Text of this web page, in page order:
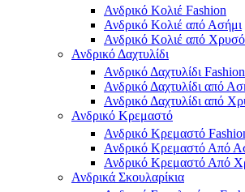
Ανδρικό Κολιέ Fashion
Ανδρικό Κολιέ από Ασήμι
Ανδρικό Κολιέ από Χρυσό
Ανδρικό Δαχτυλίδι
Ανδρικό Δαχτυλίδι Fashion
Ανδρικό Δαχτυλίδι από
Ανδρικό Δαχτυλίδι από
Ανδρικό Κρεμαστό
Ανδρικό Κρεμαστό
Ανδρικό Κρεμαστό Από
Ανδρικό Κρεμαστό Από
Ανδρικά Σκουλαρίκια